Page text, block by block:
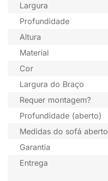
Largura
Profundidade
Altura
Material
Cor
Largura do Braço
Requer montagem?
Profundidade (aberto)
Medidas do sofá aberto
Garantia
Entrega